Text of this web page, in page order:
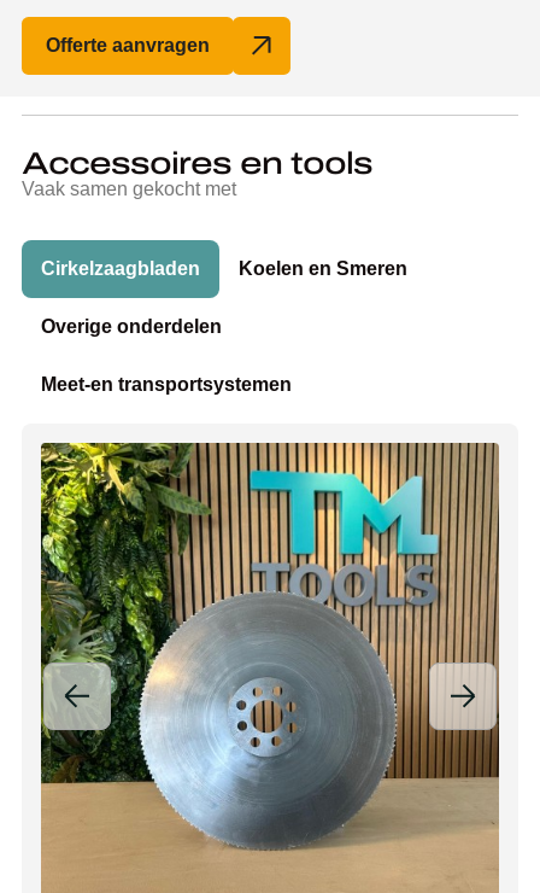
Offerte aanvragen
Accessoires en tools
Vaak samen gekocht met
Cirkelzaagbladen Koelen en Smeren
Overige onderdelen
Meet-en transportsystemen